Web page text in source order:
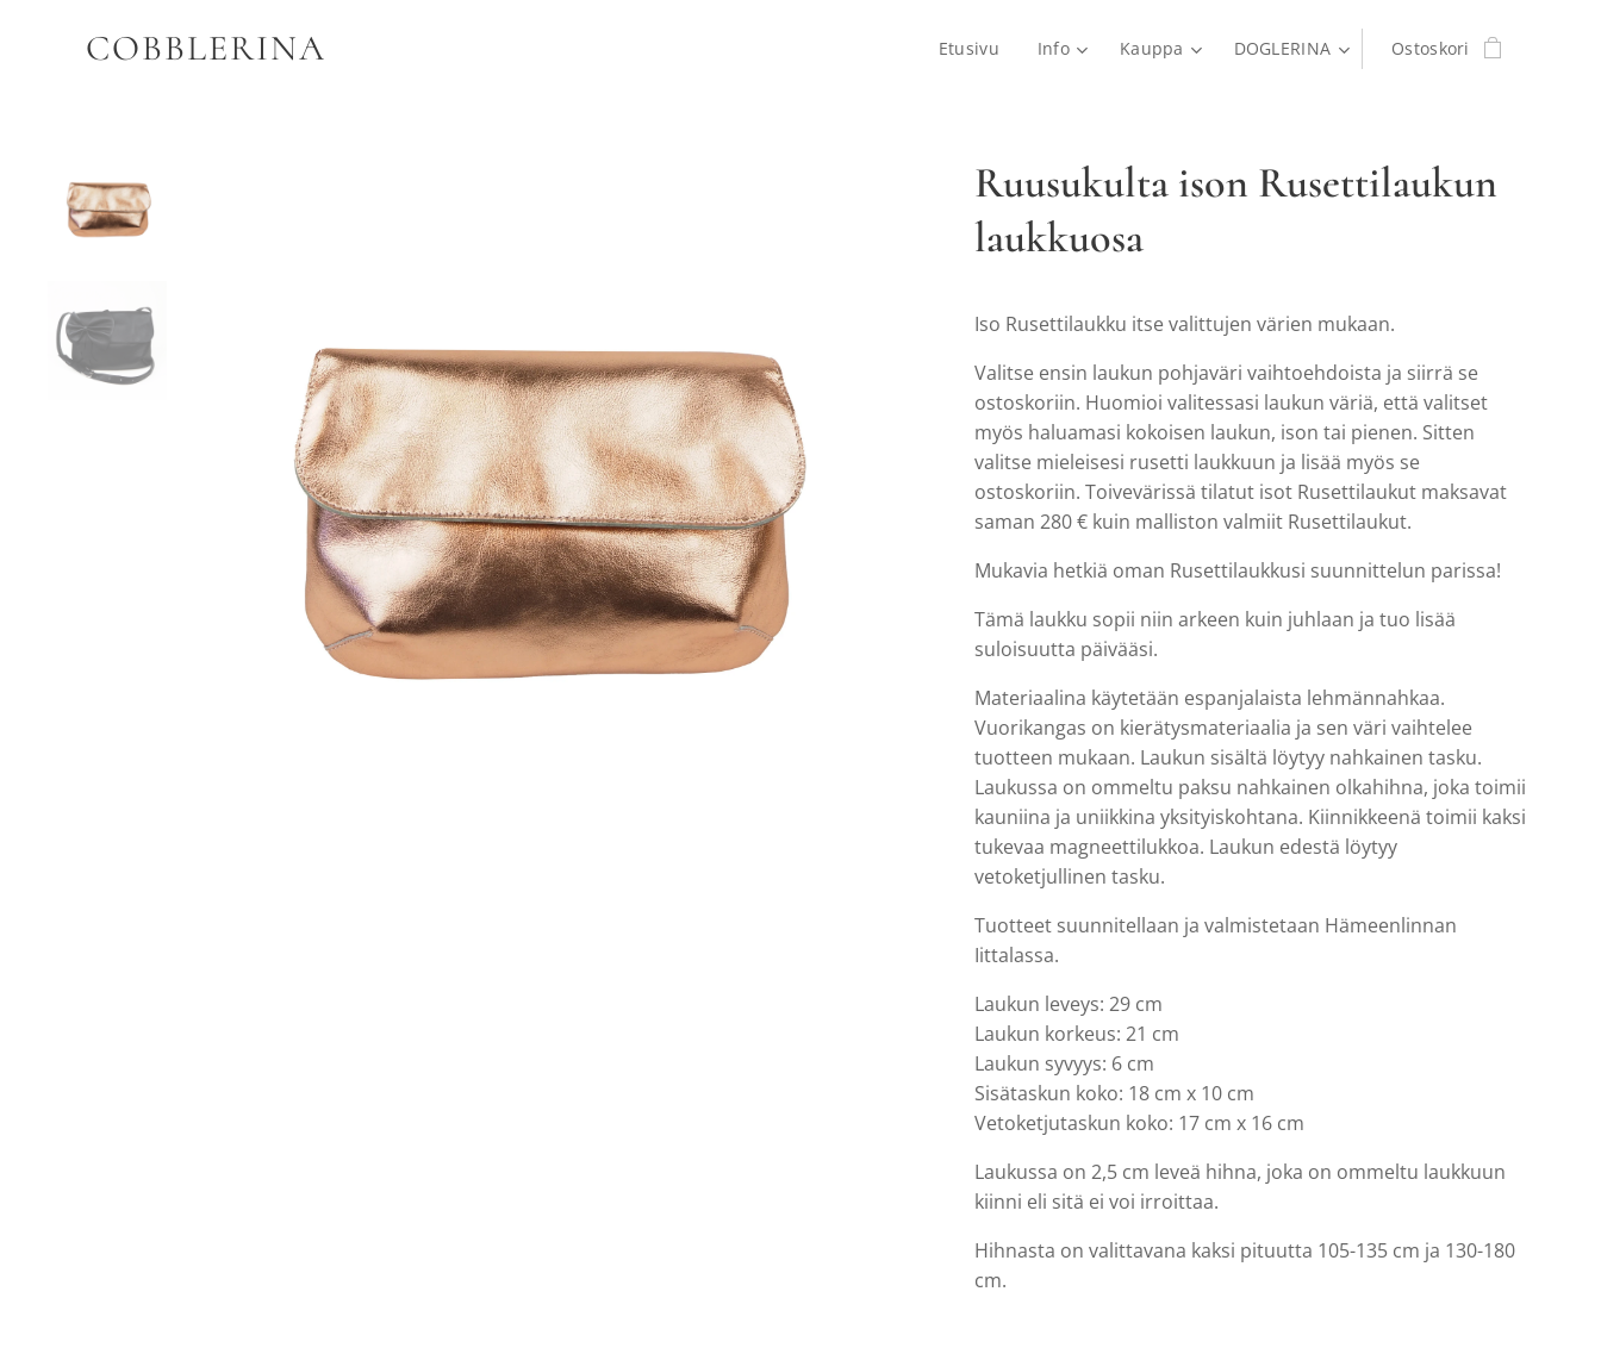
COBBLERINA Etusivu Info Kauppa DOGLERINA Ostoskori
Ruusukulta ison Rusettilaukun
laukkuosa
Iso Rusettilaukku itse valittujen värien mukaan.
Valitse ensin laukun pohjaväri vaihtoehdoista ja siirrä se
ostoskoriin. Huomioi valitessasi laukun väriä, että valitset
myös haluamasi kokoisen laukun, ison tai pienen. Sitten
valitse mieleisesi rusetti laukkuun ja lisää myös se
ostoskoriin. Toivevärissä tilatut isot Rusettilaukut maksavat
saman 280 € kuin malliston valmiit Rusettilaukut.
Mukavia hetkiä oman Rusettilaukkusi suunnittelun parissa!
Tämä laukku sopii niin arkeen kuin juhlaan ja tuo lisää
suloisuutta päivääsi.
Materiaalina käytetään espanjalaista lehmännahkaa.
Vuorikangas on kierätysmateriaalia ja sen väri vaihtelee
tuotteen mukaan. Laukun sisältä löytyy nahkainen tasku.
Laukussa on ommeltu paksu nahkainen olkahihna, joka toimii
kauniina ja uniikkina yksityiskohtana. Kiinnikkeenä toimii kaksi
tukevaa magneettilukkoa. Laukun edestä löytyy
vetoketjullinen tasku.
Tuotteet suunnitellaan ja valmistetaan Hämeenlinnan
Iittalassa.
Laukun leveys: 29 cm
Laukun korkeus: 21 cm
Laukun syvyys: 6 cm
Sisätaskun koko: 18 cm x 10 cm
Vetoketjutaskun koko: 17 cm x 16 cm
Laukussa on 2,5 cm leveä hihna, joka on ommeltu laukkuun
kiinni eli sitä ei voi irroittaa.
Hihnasta on valittavana kaksi pituutta 105-135 cm ja 130-180
cm.